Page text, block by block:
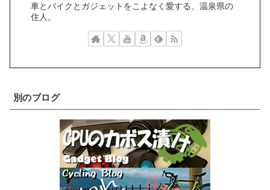
車とバイクとガジェットをこよなく愛する、温泉県の
住人。
別のブログ